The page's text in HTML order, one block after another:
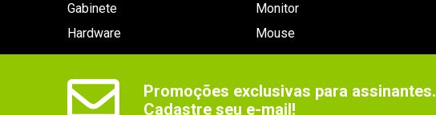
Gabinete
Hardware
Monitor
Mouse
Promoções exclusivas para assinantes.
Cadastre seu e-mail!